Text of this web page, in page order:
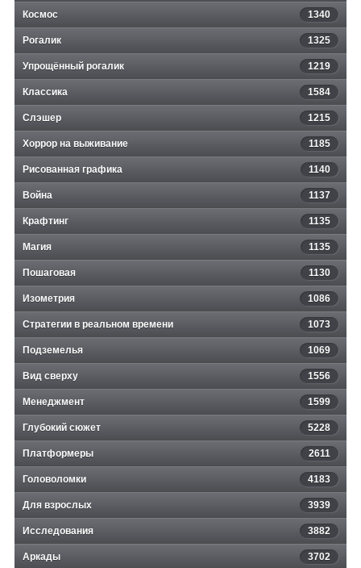
Космос 1340
Рогалик 1325
Упрощённый рогалик 1219
Классика 1584
Слэшер 1215
Хоррор на выживание 1185
Рисованная графика 1140
Война 1137
Крафтинг 1135
Магия 1135
Пошаговая 1130
Изометрия 1086
Стратегии в реальном времени 1073
Подземелья 1069
Вид сверху 1556
Менеджмент 1599
Глубокий сюжет 5228
Платформеры 2611
Головоломки 4183
Для взрослых 3939
Исследования 3882
Аркады 3702